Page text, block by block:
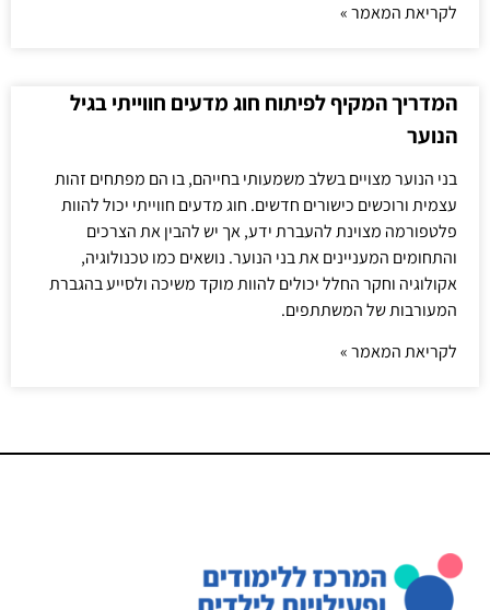
לקריאת המאמר »
המדריך המקיף לפיתוח חוג מדעים חווייתי בגיל
הנוער
בני הנוער מצויים בשלב משמעותי בחייהם, בו הם מפתחים זהות
עצמית ורוכשים כישורים חדשים. חוג מדעים חווייתי יכול להוות
פלטפורמה מצוינת להעברת ידע, אך יש להבין את הצרכים
והתחומים המעניינים את בני הנוער. נושאים כמו טכנולוגיה,
אקולוגיה וחקר החלל יכולים להוות מוקד משיכה ולסייע בהגברת
המעורבות של המשתתפים.
לקריאת המאמר »